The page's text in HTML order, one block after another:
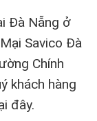
Đà Nẵng ở
Savico Đà
Chính
khách hàng
đây.